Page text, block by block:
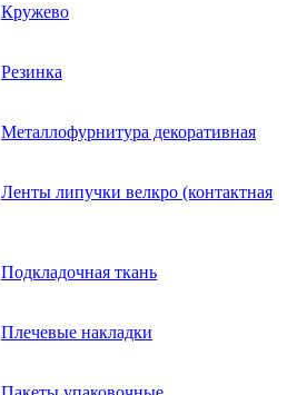
Кружево
Резинка
Металлофурнитура декоративная
Ленты липучки велкро (контактная
Подкладочная ткань
Плечевые накладки